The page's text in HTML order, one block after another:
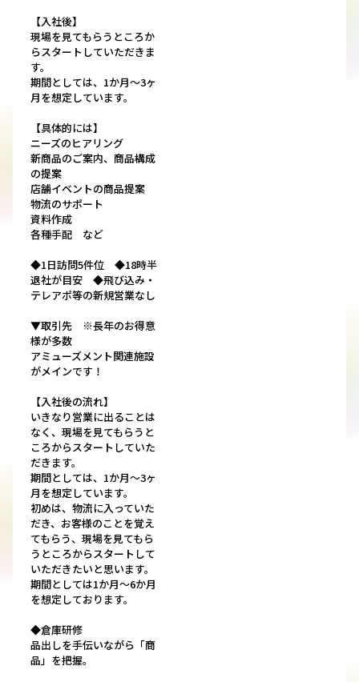
【入社後】
現場を見てもらうところか
らスタートしていただきま
す。
期間としては、1か月～3ヶ
月を想定しています。
【具体的には】
ニーズのヒアリング
新商品のご案内、商品構成
の提案
店舗イベントの商品提案
物流のサポート
資料作成
各種手配 など
◆1日訪問5件位 ◆18時半
退社が目安 ◆飛び込み・
テレアポ等の新規営業なし
▼取引先 ※長年のお得意
様が多数
アミューズメント関連施設
がメインです！
【入社後の流れ】
いきなり営業に出ることは
なく、現場を見てもらうと
ころからスタートしていた
だきます。
期間としては、1か月～3ヶ
月を想定しています。
初めは、物流に入っていた
だき、お客様のことを覚え
てもらう、現場を見てもら
うところからスタートして
いただきたいと思います。
期間としては1か月～6か月
を想定しております。
◆倉庫研修
品出しを手伝いながら「商
品」を把握。